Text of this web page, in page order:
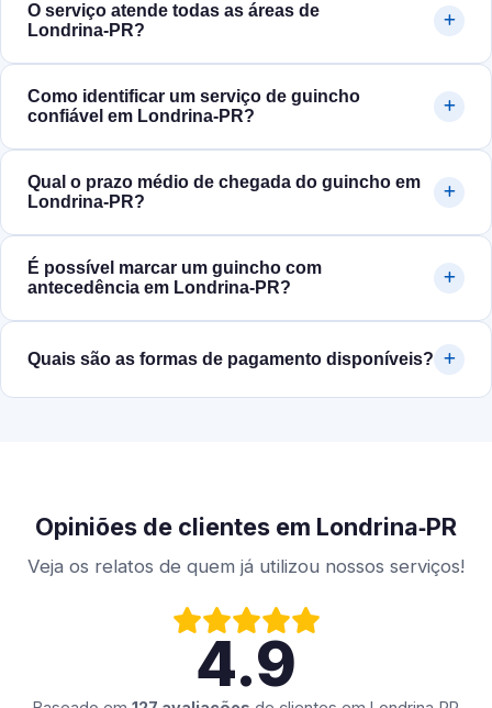
O serviço atende todas as áreas de
Londrina‑PR?
Como identificar um serviço de guincho
confiável em Londrina‑PR?
Qual o prazo médio de chegada do guincho em
Londrina‑PR?
É possível marcar um guincho com
antecedência em Londrina‑PR?
Quais são as formas de pagamento disponíveis?
Opiniões de clientes em Londrina‑PR
Veja os relatos de quem já utilizou nossos serviços!
4.9